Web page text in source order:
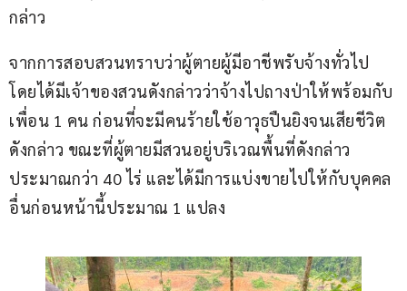
กล่าว
จากการสอบสวนทราบว่าผู้ตายผู้มีอาชีพรับจ้างทั่วไป
โดยได้มีเจ้าของสวนดังกล่าวว่าจ้างไปถางป่าให้พร้อมกับ
เพื่อน 1 คน ก่อนที่จะมีคนร้ายใช้อาวุธปืนยิงจนเสียชีวิต
ดังกล่าว ขณะที่ผู้ตายมีสวนอยู่บริเวณพื้นที่ดังกล่าว
ประมาณกว่า 40 ไร่ และได้มีการแบ่งขายไปให้กับบุคคล
อื่นก่อนหน้านี้ประมาณ 1 แปลง